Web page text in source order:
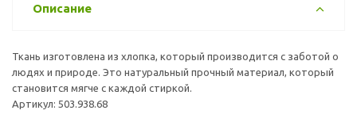
Описание
Ткань изготовлена из хлопка, который производится с заботой о
людях и природе. Это натуральный прочный материал, который
становится мягче с каждой стиркой.
Артикул: 503.938.68